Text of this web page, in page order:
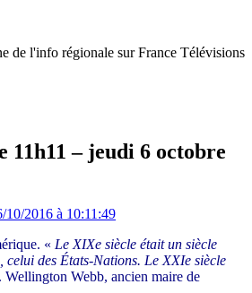
de l'info régionale sur France Télévisions
11h11 – jeudi 6 octobre
10/2016 à 10:11:49
« Le XIXe siècle était un siècle
celui des États-Nations. Le XXIe siècle
Wellington Webb, ancien maire de